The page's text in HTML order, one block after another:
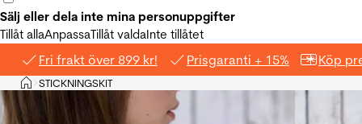
Sälj eller dela inte mina personuppgifter
Tillåt allaAnpassaTillåt valdaInte tillåtet
Fri frakt över 899 kr! Prisgaranti + 15% Köp
Hem
>STICKNINGSKIT